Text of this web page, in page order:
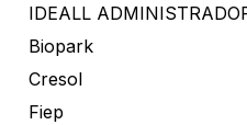
Biopark
Cresol
Fiep